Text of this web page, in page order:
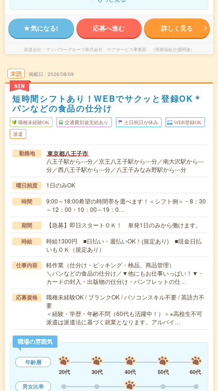
気になる! 応募へ進む 詳しく見る
派遣会社 マンパワーグループ株式会社 ケアサービス事業部 （医療福祉介護関連）
未読
NEW
掲載日 2026/08/09
短時間シフトあり！WEBでサクッと登録OK＊
パンなどの食品の仕分け
職種未経験OK 交通費別途支給あり 土日祝日が休み WEB登録OK
派遣
勤務地 東京都八王子市
八王子駅から---分／京王八王子駅から---分／南大沢駅から---
分／西八王子駅から---分／八王子みなみ野駅から---分
曜日頻度 1日のみOK
時間
9:00～18:00希望の時間帯を選べます！＜シフト例＞・8：30
～12：00・10：00～19：0…
期間 【急募】即日スタートＯＫ！ 単発1日のみから働けます。
時給
時給1300円 ■日払い・週払いOK！(規定あり) ■現金日払
いもＯＫ（規定あり）
仕事内容
軽作業（仕分け・ピッキング・検品、商品管理）
＼パンなどの食品の仕分け／▼他にもお仕事いっぱい！▼・
カードの封入・出版物の仕分け・パンフレットの仕…
応募資格
職種未経験OK / ブランクOK / パソコンスキル不要 / 英語力不
要
＜経験・学歴・年齢不問（60代も活躍中！）＞※高校生不可
派遣は派遣法に基づく就業となります。アルバイ…
職場の雰囲気
年齢層
20代
30代 40代 50代
60代
男女比率